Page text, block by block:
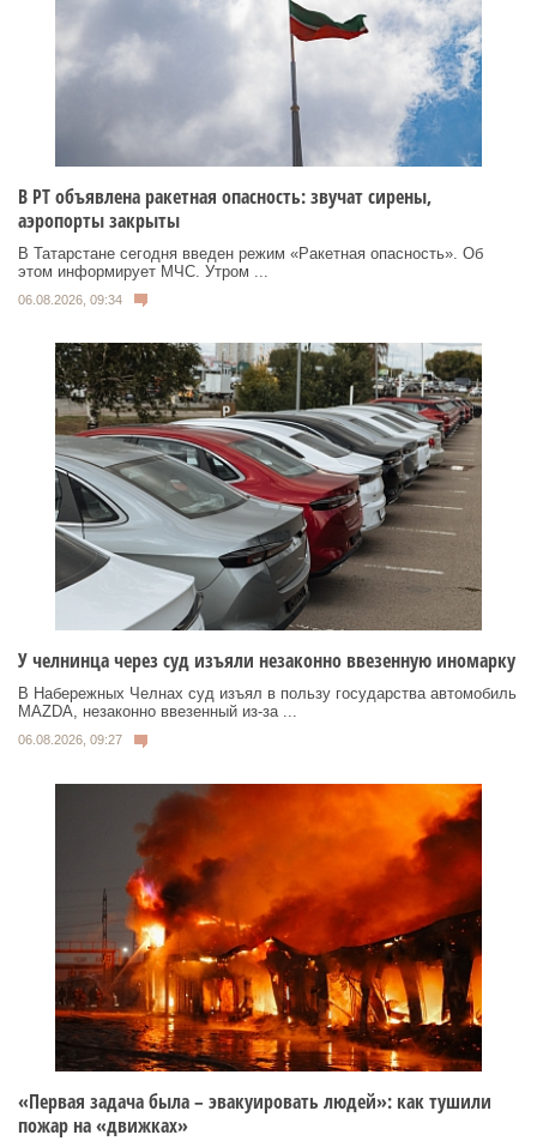
В РТ объявлена ракетная опасность: звучат сирены,
аэропорты закрыты
В Татарстане сегодня введен режим «Ракетная опасность». Об
этом информирует МЧС. Утром ...
06.08.2026, 09:34
У челнинца через суд изъяли незаконно ввезенную иномарку
В Набережных Челнах суд изъял в пользу государства автомобиль
MAZDA, незаконно ввезенный из‑за ...
06.08.2026, 09:27
«Первая задача была – эвакуировать людей»: как тушили
пожар на «движках»